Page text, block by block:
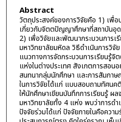
Abstract
วัตถุประสงค์ของการวิจัยคือ 1) เพื่อ
เกี่ยวกับจิตตปัญญาศึกษาที่สถาบันอุ
2) เพื่อวิจัยและพัฒนากระบวนการ
มหาวิทยาลัยมหิดล วิธีดำเนินการวิจัย
แนวทางการจัดกระบวนการเรียนรู้
แห่งในต่างประเทศ สังเกตการสอน
สนทนากลุ่มนักศึกษา และการสัมภา
ในการวิจัยได้แก่ แบบสอบถามทัศน
ให้นักศึกษาเขียนบันทึกการเรียนรู้ ผล
มหาวิทยาลัยทั้ง 4 แห่ง พบว่าการด
ปัจจัยร่วมได้แก่ ปัจจัยภายในคือควา